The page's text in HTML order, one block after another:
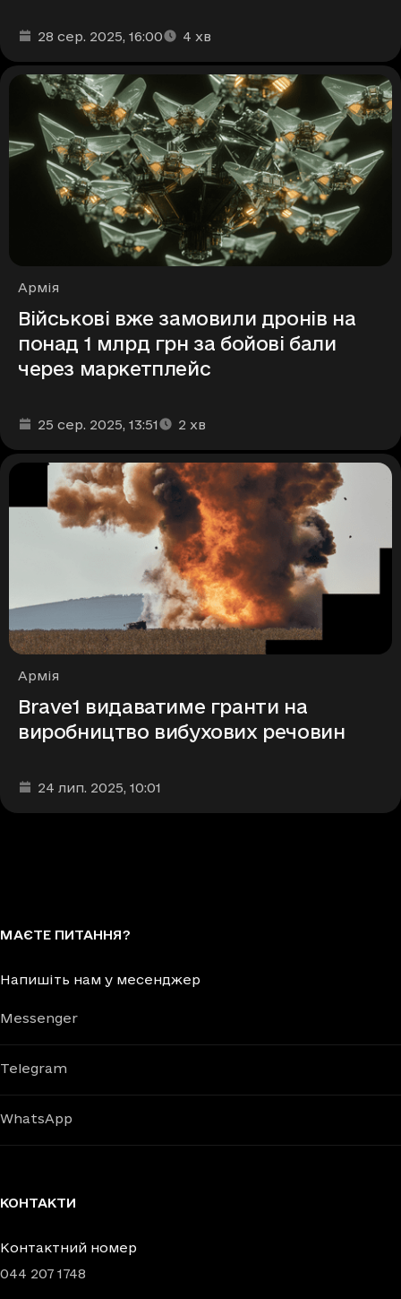
Дата та час публікації:
28 сер. 2025, 16:00
Час читання: 4 хв
Рубрики
Армія
Військові вже замовили дронів на
понад 1 млрд грн за бойові бали
через маркетплейс
Дата та час публікації
25 сер. 2025, 13:51
Час читання: 2 хв
Рубрики
Армія
Brave1 видаватиме гранти на
виробництво вибухових речовин
Дата та час публікації
24 лип. 2025, 10:01
МАЄТЕ ПИТАННЯ?
Напишіть нам у месенджер
Messenger
Telegram
WhatsApp
КОНТАКТИ
Контактний номер
044 207 1748